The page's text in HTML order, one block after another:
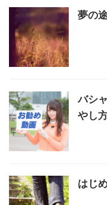
夢の
バシ
やし
はじ